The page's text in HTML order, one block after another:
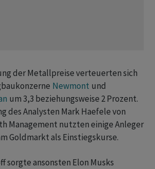
der Metallpreise verteuerten sich
Newmont und
um 3,3 beziehungsweise 2 Prozent.
des Analysten Mark Haefele von
Management nutzten einige Anleger
Goldmarkt als Einstiegskurse.
sorgte ansonsten Elon Musks